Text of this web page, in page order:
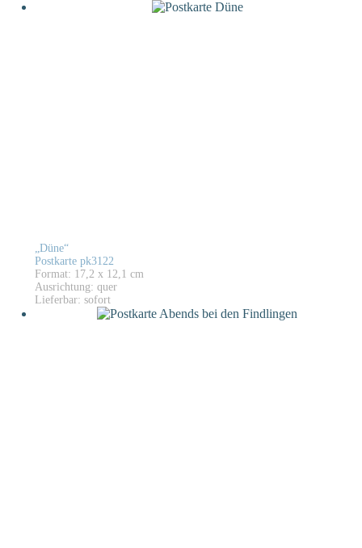
„Düne“
Postkarte pk3122
Format: 17,2 x 12,1 cm
Ausrichtung: quer
Lieferbar: sofort